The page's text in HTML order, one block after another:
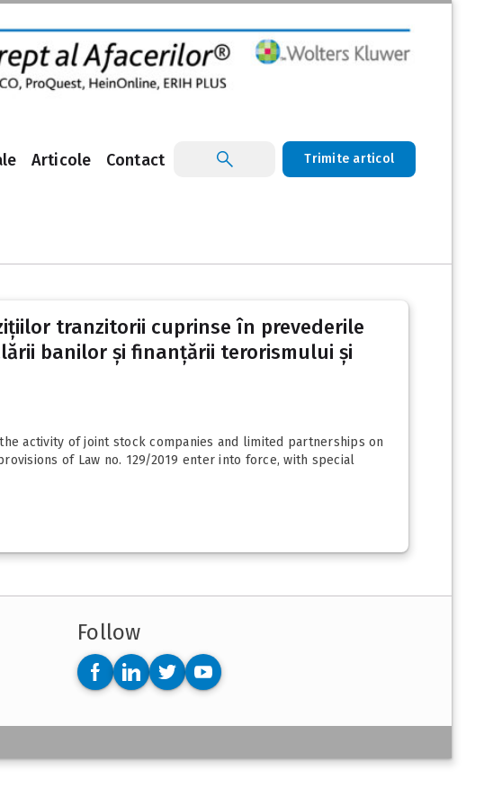
Articole Contact Trimite articol
tranzitorii cuprinse în prevederile
banilor și finanțării terorismului și
activity of joint stock companies and limited partnerships on
of Law no. 129/2019 enter into force, with special
Follow